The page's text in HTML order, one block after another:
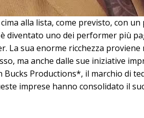
cima alla lista, come previsto, con
diventato uno dei performer più
La sua enorme ricchezza proviene
ma anche dalle sue iniziative
Bucks Productions*, il marchio di
imprese hanno consolidato il